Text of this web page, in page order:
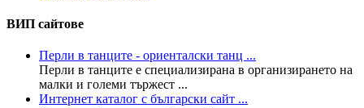
ВИП сайтове
Перли в танците - ориенталски танц ...
Перли в танците е специализирана в организирането на
малки и големи тържест ...
Интернет каталог с български сайт ...